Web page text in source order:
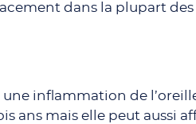
dans la plupart des
une inflammation de
ans mais elle peut aussi